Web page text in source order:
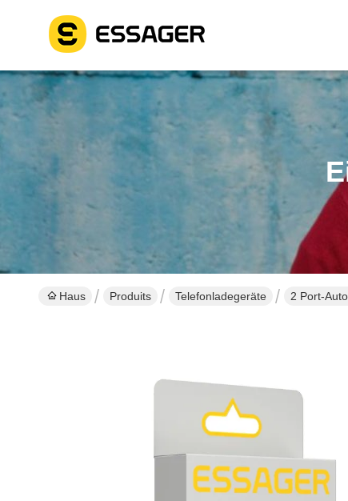
Haus Produits Telefonladegeräte 2 Port-